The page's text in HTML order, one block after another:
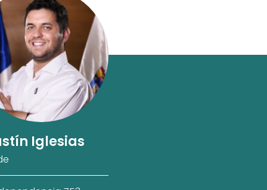
Iglesias